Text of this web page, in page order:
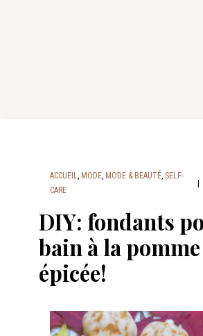
ACCUEIL, MODE, MODE & BEAUTÉ, SELF-
CARE
|
DIY: fondants
bain à la pomme
épicée!